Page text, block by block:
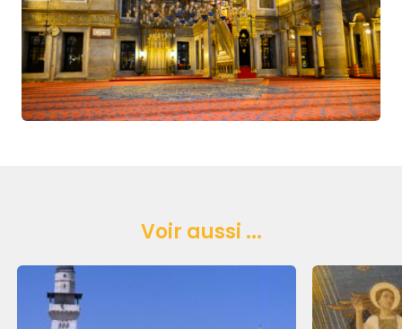
Voir aussi ...